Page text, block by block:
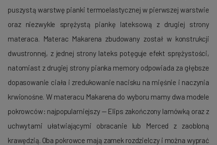
puszystą warstwę pianki termoelastycznej w pierwszej warstwie
oraz niezwykle sprężystą piankę lateksową z drugiej strony
materaca.
Materac Makarena zbudowany został w konstrukcji
dwustronnej, z jednej strony lateks potęguje efekt sprężystości,
natomiast z drugiej strony pianka memory odpowiada za głębsze
dopasowanie ciała i zredukowanie nacisku na mięśnie i naczynia
krwionośne. W materacu Makarena do wyboru mamy dwa modele
pokrowców: najpopularniejszy — Elips zakończony lamówką oraz z
uchwytami ułatwiającymi obracanie lub
Merced z zaobloną
krawędzią. Oba pokrowce mają zamek rozdzielczy i można wyprać